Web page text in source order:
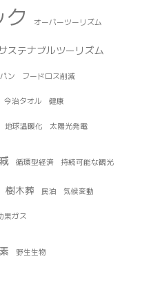
オーバーツーリズム
ステナブルツーリズム
ン フードロス削減
今治タオル 健康
地球温暖化 太陽光発電
循環型経済 持続可能な観光
樹木葬 民泊 気候変動
果ガス
野生生物